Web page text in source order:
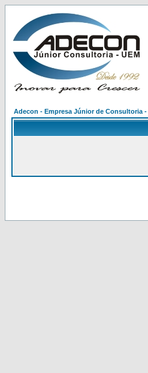
Adecon - Empresa Júnior de Consultoria